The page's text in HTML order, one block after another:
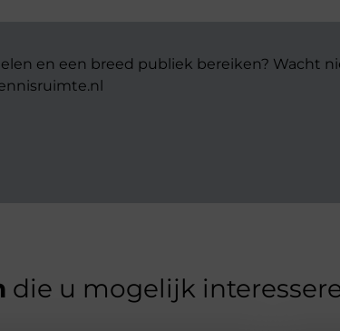
en een breed publiek bereiken? Wacht
die u mogelijk